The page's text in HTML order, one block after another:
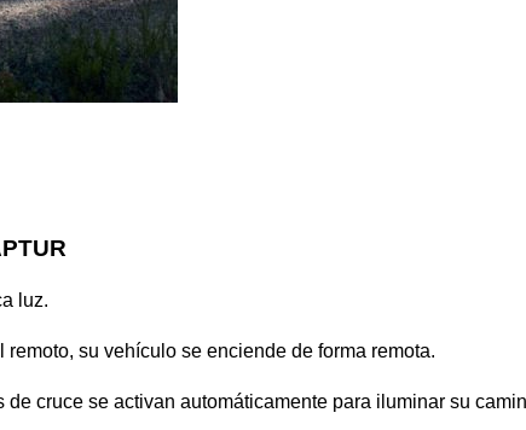
luz.
su vehículo se enciende de forma remota.
cruce se activan automáticamente para iluminar su